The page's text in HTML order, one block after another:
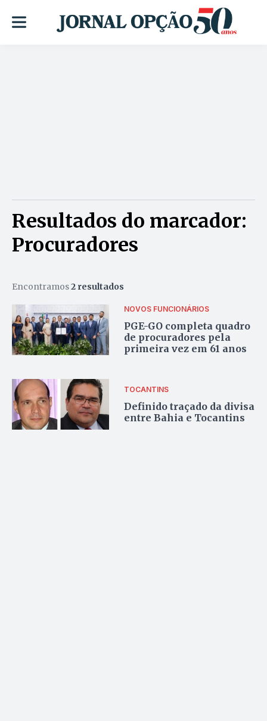
Resultados do marcador:
Procuradores
Encontramos2 resultados
NOVOS FUNCIONÁRIOS
PGE-GO completa quadro
de procuradores pela
primeira vez em 61 anos
TOCANTINS
Definido traçado da divisa
entre Bahia e Tocantins